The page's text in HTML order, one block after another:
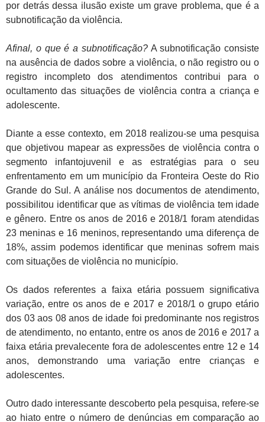
por detrás dessa ilusão existe um grave problema, que é a
subnotificação da violência.
Afinal, o que é a subnotificação?A subnotificação consiste
na ausência de dados sobre a violência, o não registro ou o
registro incompleto dos atendimentos contribui para o
ocultamento das situações de violência contra a criança e
adolescente.
Diante a esse contexto, em 2018 realizou-se uma pesquisa
que objetivou mapear as expressões de violência contra o
segmento infantojuvenil e as estratégias para o seu
enfrentamento em um município da Fronteira Oeste do Rio
Grande do Sul. A análise nos documentos de atendimento,
possibilitou identificar que as vítimas de violência tem idade
e gênero. Entre os anos de 2016 e 2018/1 foram atendidas
23 meninas e 16 meninos, representando uma diferença de
18%, assim podemos identificar que meninas sofrem mais
com situações de violência no município.
Os dados referentes a faixa etária possuem significativa
variação, entre os anos de e 2017 e 2018/1 o grupo etário
dos 03 aos 08 anos de idade foi predominante nos registros
de atendimento, no entanto, entre os anos de 2016 e 2017 a
faixa etária prevalecente fora de adolescentes entre 12 e 14
anos, demonstrando uma variação entre crianças e
adolescentes.
Outro dado interessante descoberto pela pesquisa, refere-se
ao hiato entre o número de denúncias em comparação ao